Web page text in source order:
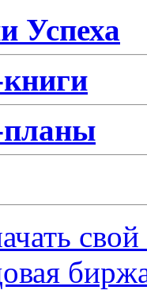
Успеха
планы
свой